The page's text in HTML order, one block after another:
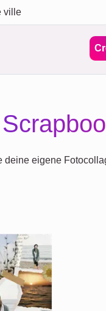
ville
deine eigene